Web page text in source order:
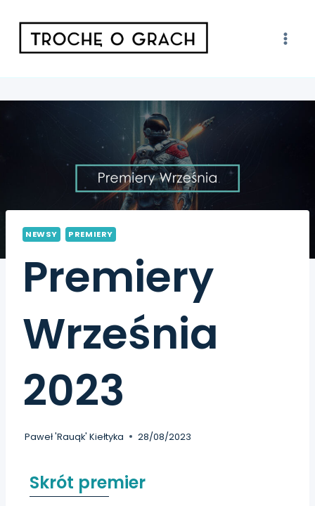
NEWSY PREMIERY
Premiery
Września
2023
Paweł 'Rauqk' Kiełtyka 28/08/2023
Skrót premier